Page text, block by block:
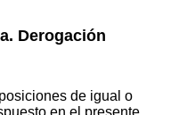
Derogación
de igual o
en el presente